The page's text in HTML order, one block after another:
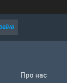
Про нас